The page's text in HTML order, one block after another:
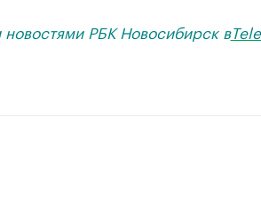
РБК Новосибирск в